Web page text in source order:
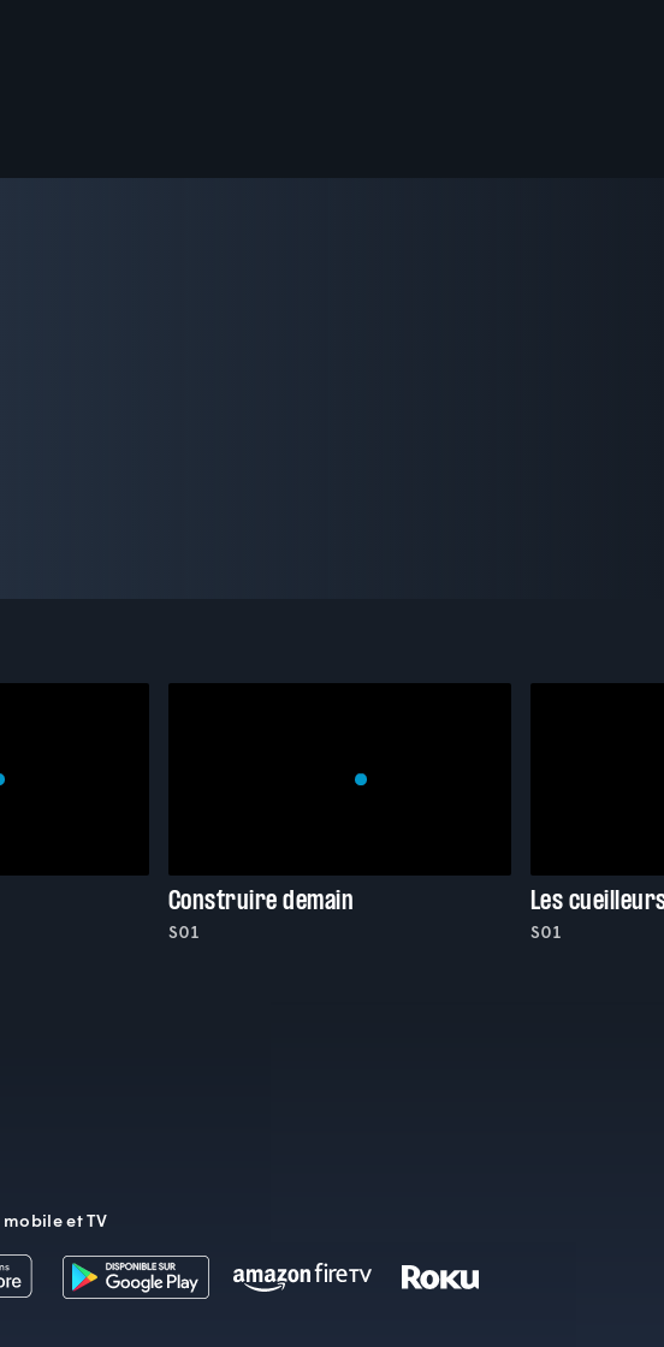
Construire demain
S01
Les
S01
et TV